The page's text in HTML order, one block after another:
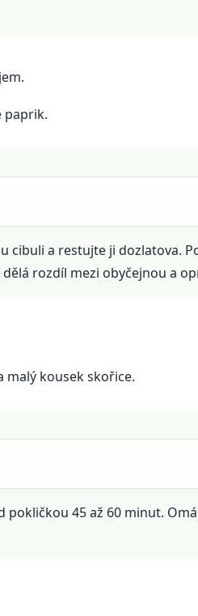
paprik.
cibuli a restujte ji dozlatova.
rozdíl mezi obyčejnou a
kousek skořice.
45 až 60 minut.